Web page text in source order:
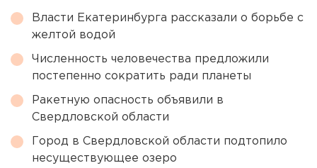
Власти Екатеринбурга рассказали о борьбе с
желтой водой
Численность человечества предложили
постепенно сократить ради планеты
Ракетную опасность объявили в
Свердловской области
Город в Свердловской области подтопило
несуществующее озеро